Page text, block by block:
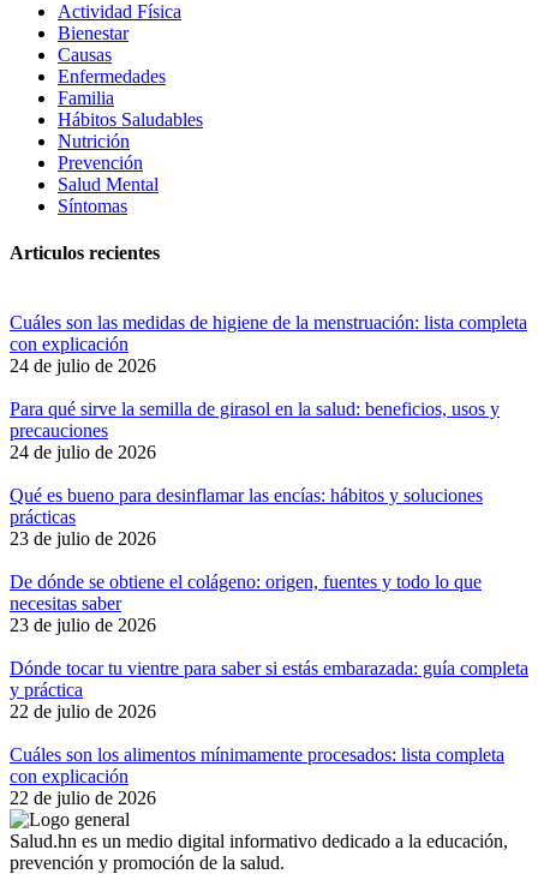
Actividad Física
Bienestar
Causas
Enfermedades
Familia
Hábitos Saludables
Nutrición
Prevención
Salud Mental
Síntomas
Articulos recientes
Cuáles son las medidas de higiene de la menstruación: lista completa
con explicación
24 de julio de 2026
Para qué sirve la semilla de girasol en la salud: beneficios, usos y
precauciones
24 de julio de 2026
Qué es bueno para desinflamar las encías: hábitos y soluciones
prácticas
23 de julio de 2026
De dónde se obtiene el colágeno: origen, fuentes y todo lo que
necesitas saber
23 de julio de 2026
Dónde tocar tu vientre para saber si estás embarazada: guía completa
y práctica
22 de julio de 2026
Cuáles son los alimentos mínimamente procesados: lista completa
con explicación
22 de julio de 2026
Salud.hn es un medio digital informativo dedicado a la educación,
prevención y promoción de la salud.